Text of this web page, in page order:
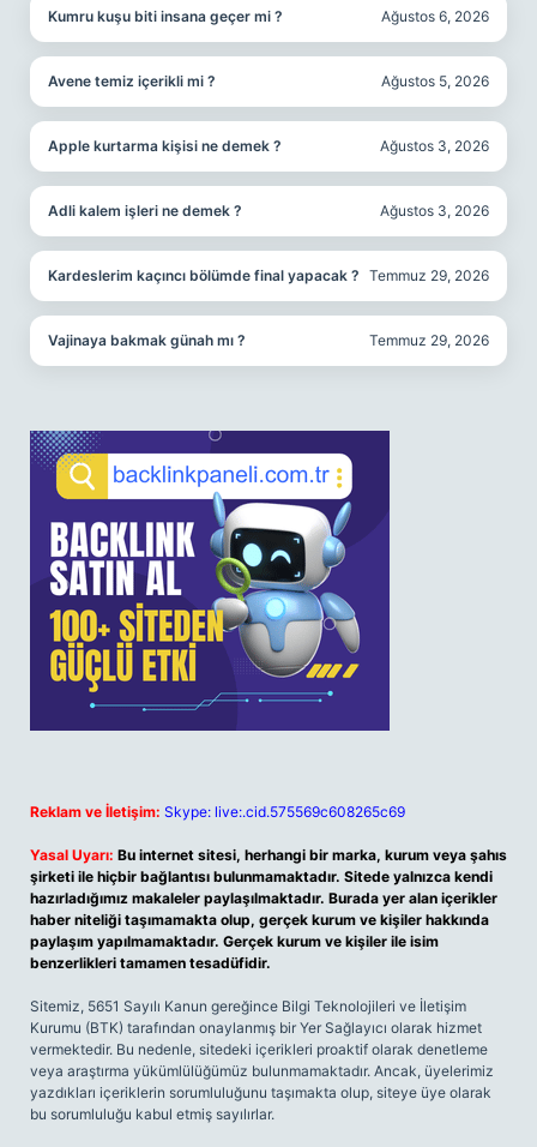
Kumru kuşu biti insana geçer mi ? Ağustos 6, 2026
Avene temiz içerikli mi ? Ağustos 5, 2026
Apple kurtarma kişisi ne demek ? Ağustos 3, 2026
Adli kalem işleri ne demek ? Ağustos 3, 2026
Kardeslerim kaçıncı bölümde final yapacak ? Temmuz 29, 2026
Vajinaya bakmak günah mı ? Temmuz 29, 2026
Reklam ve İletişim: Skype: live:.cid.575569c608265c69
Yasal Uyarı: Bu internet sitesi, herhangi bir marka, kurum veya şahıs
şirketi ile hiçbir bağlantısı bulunmamaktadır. Sitede yalnızca kendi
hazırladığımız makaleler paylaşılmaktadır. Burada yer alan içerikler
haber niteliği taşımamakta olup, gerçek kurum ve kişiler hakkında
paylaşım yapılmamaktadır. Gerçek kurum ve kişiler ile isim
benzerlikleri tamamen tesadüfidir.
Sitemiz, 5651 Sayılı Kanun gereğince Bilgi Teknolojileri ve İletişim
Kurumu (BTK) tarafından onaylanmış bir Yer Sağlayıcı olarak hizmet
vermektedir. Bu nedenle, sitedeki içerikleri proaktif olarak denetleme
veya araştırma yükümlülüğümüz bulunmamaktadır. Ancak, üyelerimiz
yazdıkları içeriklerin sorumluluğunu taşımakta olup, siteye üye olarak
bu sorumluluğu kabul etmiş sayılırlar.